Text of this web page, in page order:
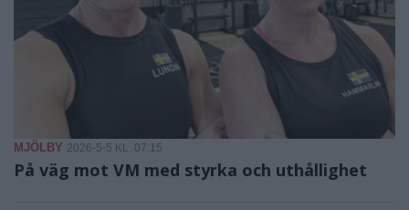
MJÖLBY 2026-5-5 KL. 07:15
På väg mot VM med styrka och uthållighet